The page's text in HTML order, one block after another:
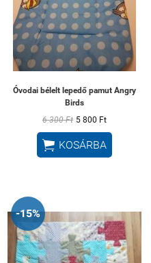
Óvodai bélelt lepedő pamut Angry
Birds
6 300 Ft 5 800 Ft
 KOSÁRBA
-15%